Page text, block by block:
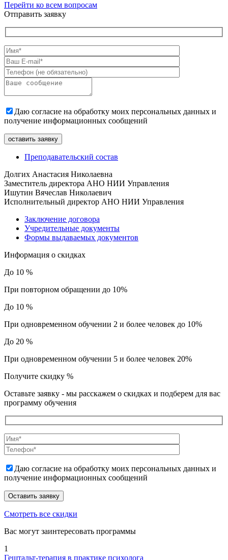
Перейти ко всем вопросам
Отправить заявку
Даю согласие на обработку моих персональных данных и
получение информационных сообщений
Преподавательский состав
Долгих Анастасия Николаевна
Заместитель директора АНО НИИ Управления
Ишутин Вячеслав Николаевич
Исполнительный директор АНО НИИ Управления
Заключение договора
Учредительные документы
Формы выдаваемых документов
Информация о скидках
До 10 %
При повторном обращении до 10%
До 10 %
При одновременном обучении 2 и более человек до 10%
До 20 %
При одновременном обучении 5 и более человек 20%
Получите скидку %
Оставьте заявку - мы расскажем о скидках и подберем для вас
программу обучения
Даю согласие на обработку моих персональных данных и
получение информационных сообщений
Смотреть все скидки
Вас могут заинтересовать программы
1
Гештальт-терапия в практике психолога